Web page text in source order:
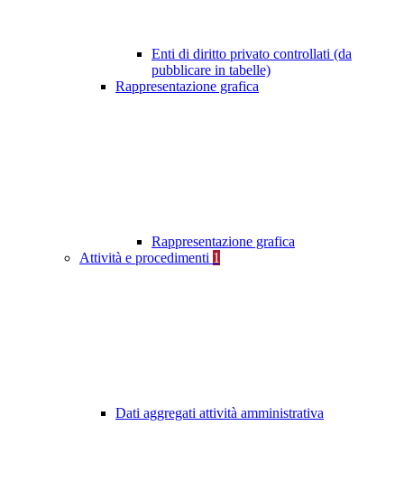
Enti di diritto privato controllati (da
pubblicare in tabelle)
Rappresentazione grafica
Rappresentazione grafica
Attività e procedimenti 1
Dati aggregati attività amministrativa